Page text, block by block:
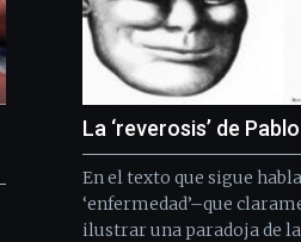
llenará
la
ciudad
de
monólogos,
exposiciones,
conferencias,
docufórums
y
espectáculos
La ‘reverosis’ de Pablo
En el texto que sigue
‘enfermedad’–que
ilustrar una paradoja de